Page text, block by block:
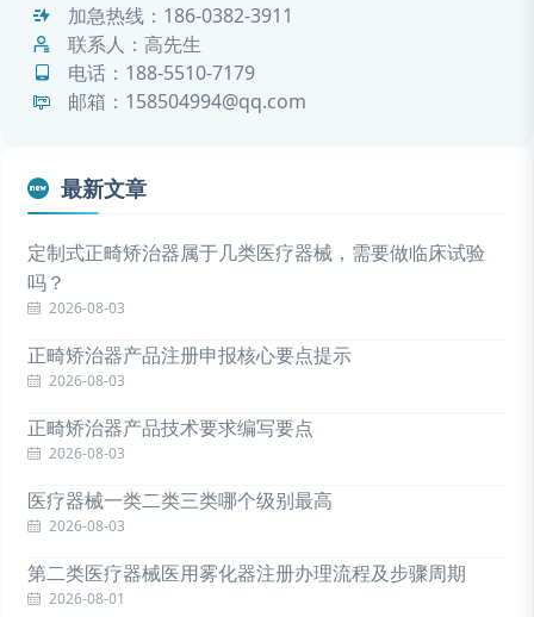
加急热线： 186-0382-3911
联系人：高先生
电话： 188-5510-7179
邮箱：158504994@qq.com
最新文章
定制式正畸矫治器属于几类医疗器械，需要做临床试验
吗？
2026-08-03
正畸矫治器产品注册申报核心要点提示
2026-08-03
正畸矫治器产品技术要求编写要点
2026-08-03
医疗器械一类二类三类哪个级别最高
2026-08-03
第二类医疗器械医用雾化器注册办理流程及步骤周期
2026-08-01